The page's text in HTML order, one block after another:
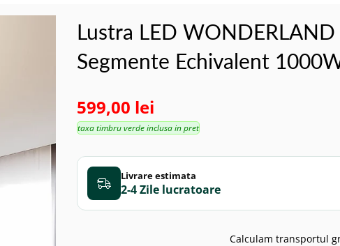
Lustra LED
Segmente Echivalent
599,00 lei
taxa timbru verde inclusa in pret
Livrare estimata
2-4 Zile
Calculam transportul